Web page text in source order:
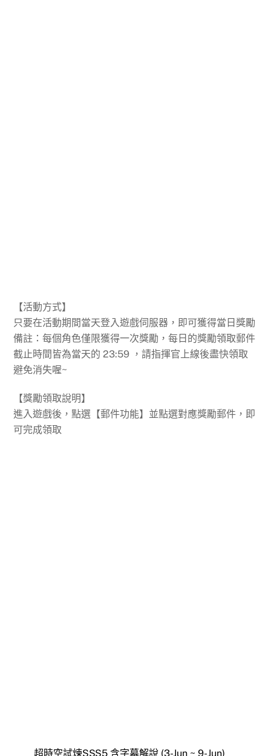
【活動方式】
只要在活動期間當天登入遊戲伺服器，即可獲得當日獎勵
備註：每個角色僅限獲得一次獎勵，每日的獎勵領取郵件
截止時間皆為當天的 23:59 ，請指揮官上線後盡快領取
避免消失喔~
【獎勵領取說明】
進入遊戲後，點選【郵件功能】並點選對應獎勵郵件，即
可完成領取
超時空試煉SSS5 含字幕解說 (3-Jun ~ 9-Jun)